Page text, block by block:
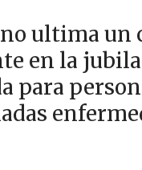
ultima un
en la
para